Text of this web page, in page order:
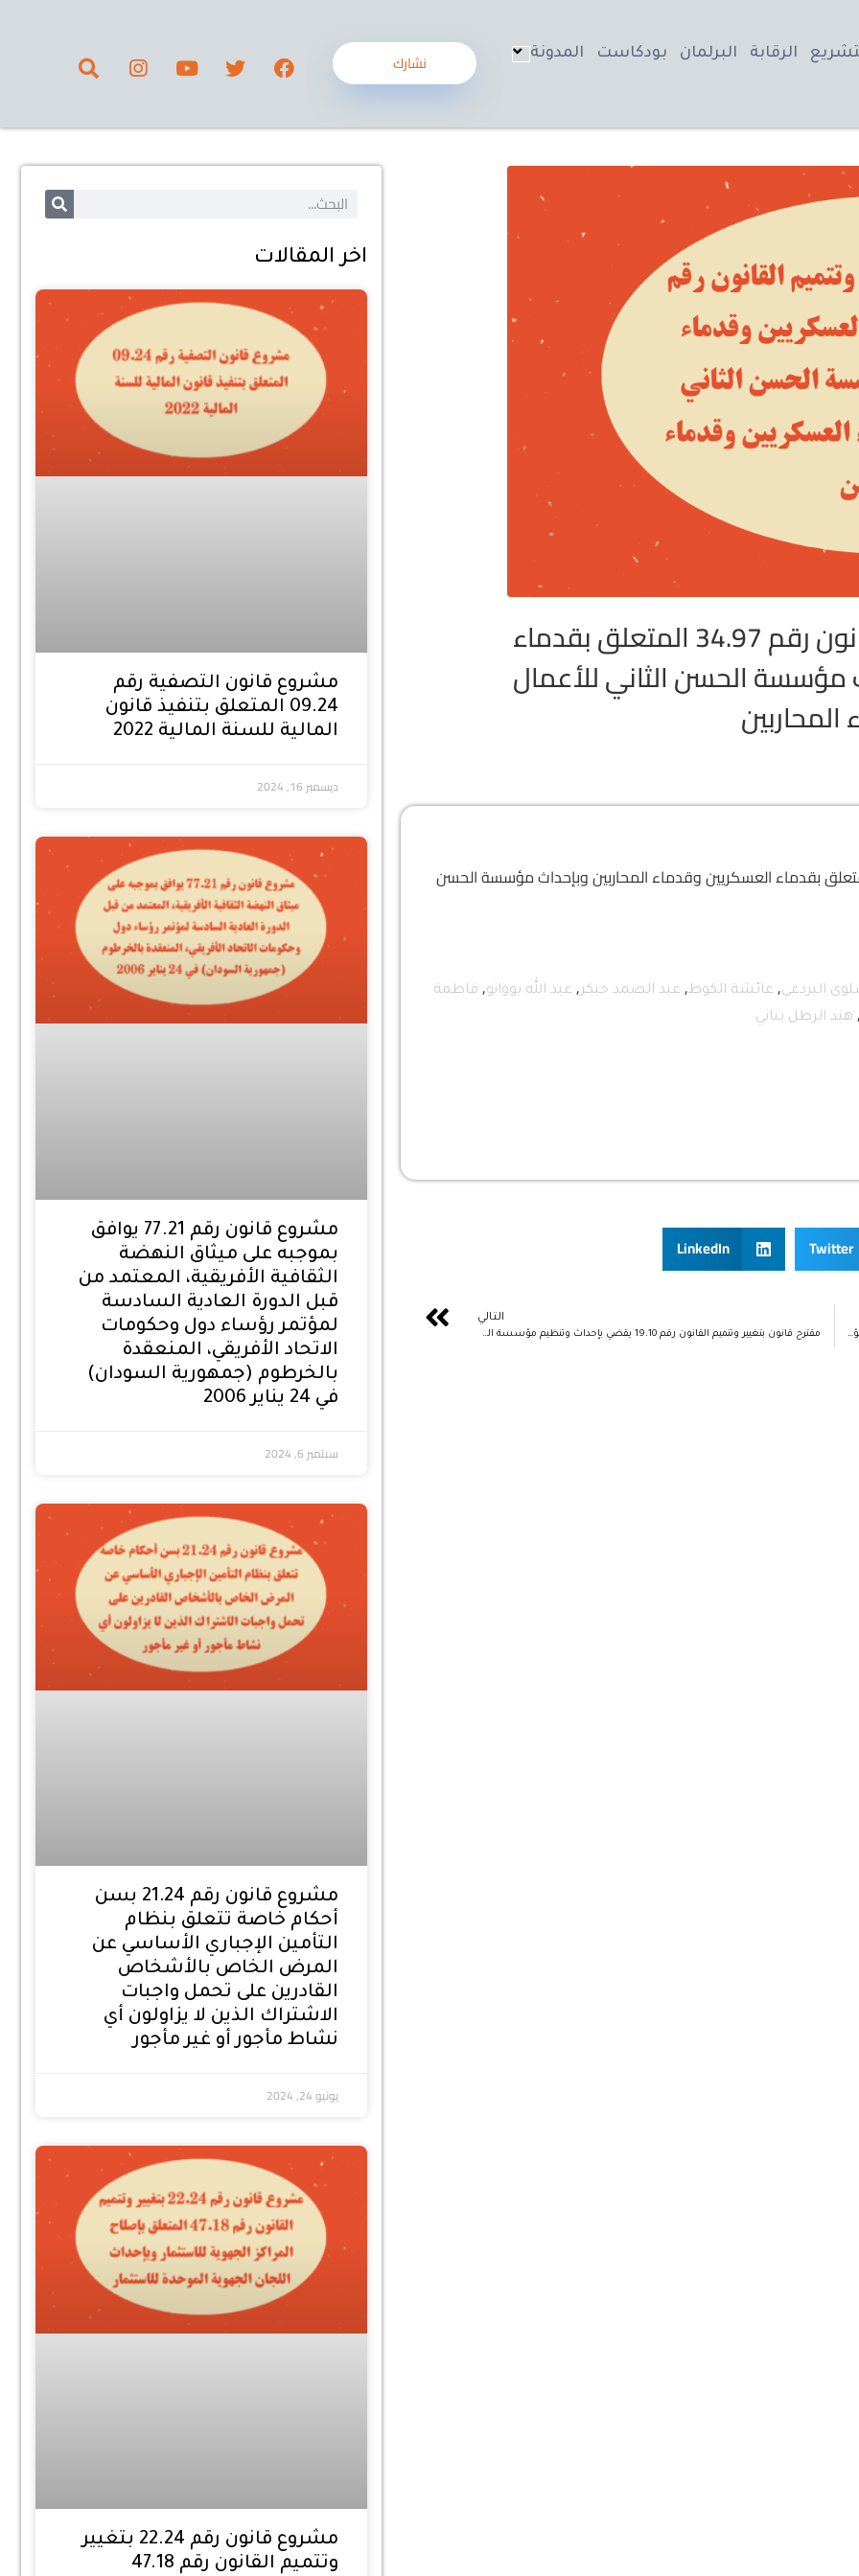
الرقابة البرلمان بودكاست المدونة نشارك
مقترح قانون يقضي بتغيير وتتميم القانون رقم 34.97 المتعلق بقدماء
مؤسسة الحسن الثاني للأعمال
: مقترح قانون يقضي بتغيير وتتميم القانون رقم 34.97 المتعلق بقدماء العسكريين وقدماء المحاربين وبإحداث مؤسسة الحسن
البردعي, عائشة الكوط, عبد الصمد حيكر, عبد الله بووانو, فاطمة
, هند الرطل بناني
Twitter
LinkedIn
مقترح قانون يقضي بتغيير وتتميم القانون رقم 41.22 يقضي بإحداث وتنظيم مؤسسة مشتركة للنهوض بالأعمال الاجتماعية لفائدة موظفي وأعوان الإدارات العمومية
التالي
مقترح قانون بتغيير وتتميم القانون رقم 19.10 يقضي بإحداث وتنظيم مؤسسة الحسن الثاني للنهوض بالأعمال الإجتماعية لفائدة العاملين بالقطاع العمومي للصحة
اخر المقالات
مشروع قانون التصفية رقم
09.24 المتعلق بتنفيذ قانون
المالية للسنة المالية 2022
ديسمبر 16, 2024
مشروع قانون رقم 77.21 يوافق
بموجبه على ميثاق النهضة
الثقافية الأفريقية، المعتمد من
قبل الدورة العادية السادسة
لمؤتمر رؤساء دول وحكومات
الاتحاد الأفريقي، المنعقدة
بالخرطوم (جمهورية السودان)
في 24 يناير 2006
سبتمبر 6, 2024
مشروع قانون رقم 21.24 بسن
أحكام خاصة تتعلق بنظام
التأمين الإجباري الأساسي عن
المرض الخاص بالأشخاص
القادرين على تحمل واجبات
الاشتراك الذين لا يزاولون أي
نشاط مأجور أو غير مأجور
يونيو 24, 2024
مشروع قانون رقم 22.24 بتغيير
وتتميم القانون رقم 47.18